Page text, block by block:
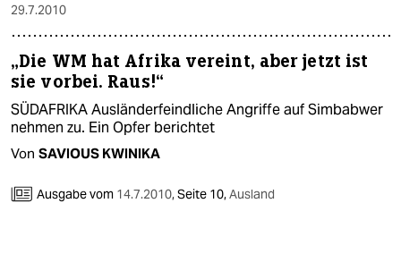
29.7.2010
„Die WM hat Afrika vereint, aber jetzt ist
sie vorbei. Raus!“
SÜDAFRIKA Ausländerfeindliche Angriffe auf Simbabwer
nehmen zu. Ein Opfer berichtet
Von SAVIOUS KWINIKA
Ausgabe vom 14.7.2010,Seite 10,Ausland